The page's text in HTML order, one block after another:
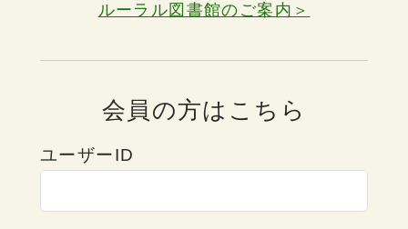
ルーラル図書館のご案内＞
会員の方はこちら
ユーザーID